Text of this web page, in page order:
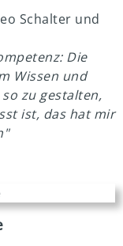
Schalter und
Die
Wissen und
zu gestalten,
ist, das hat mir